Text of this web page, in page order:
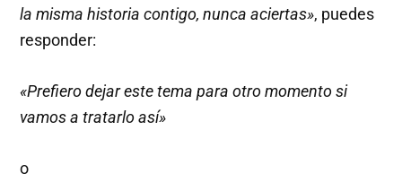
la misma historia contigo, nunca aciertas», puedes
responder:
«Prefiero dejar este tema para otro momento si
vamos a tratarlo así»
o